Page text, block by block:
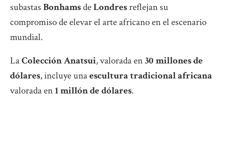
subastas BonhamsdeLondresreflejan su
compromiso de elevar el arte africano en el escenario
mundial.
LaColección Anatsui, valorada en30 millones de
dólares, incluye unaescultura tradicional africana
valorada en 1 millón de dólares.